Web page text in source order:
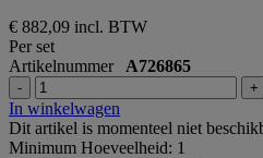
€ 882,09 incl. BTW
Per set
Artikelnummer A726865
- +
In winkelwagen
Dit artikel is momenteel niet
Minimum Hoeveelheid: 1